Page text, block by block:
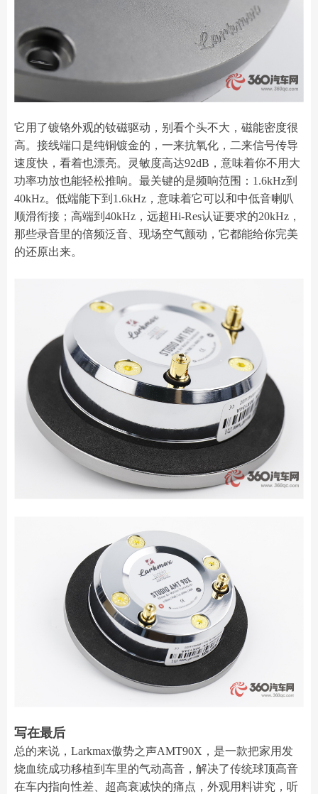
它用了镀铬外观的钕磁驱动，别看个头不大，磁能密度很
高。接线端口是纯铜镀金的，一来抗氧化，二来信号传导
速度快，看着也漂亮。灵敏度高达92dB，意味着你不用大
功率功放也能轻松推响。最关键的是频响范围：1.6kHz到
40kHz。低端能下到1.6kHz，意味着它可以和中低音喇叭
顺滑衔接；高端到40kHz，远超Hi-Res认证要求的20kHz，
那些录音里的倍频泛音、现场空气颤动，它都能给你完美
的还原出来。
写在最后
总的来说，Larkmax傲势之声AMT90X，是一款把家用发
烧血统成功移植到车里的气动高音，解决了传统球顶高音
在车内指向性差、超高衰减快的痛点，外观用料讲究，听